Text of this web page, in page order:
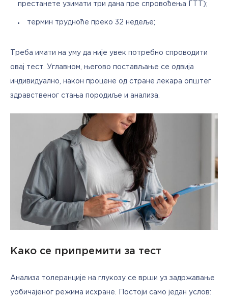
престанете узимати три дана пре спровођења ГТТ);
термин трудноће преко 32 недеље;
Треба имати на уму да није увек потребно спроводити
овај тест. Углавном, његово постављање се одвија
индивидуално, након процене од стране лекара општег
здравственог стања породиље и анализа.
Како се припремити за тест
Анализа толеранције на глукозу се врши уз задржавање
уобичајеног режима исхране. Постоји само један услов: